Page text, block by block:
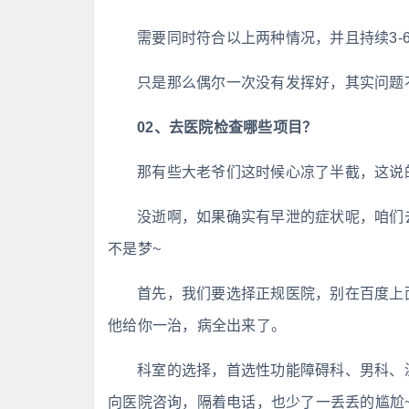
需要同时符合以上两种情况，并且持续3-
只是那么偶尔一次没有发挥好，其实问
02、去医院检查哪些项目？
那有些大老爷们这时候心凉了半截，这
没逝啊，如果确实有早泄的症状呢，咱
不是梦~
首先，我们要选择正规医院，别在百度
他给你一治，病全出来了。
科室的选择，首选性功能障碍科、男科
向医院咨询，隔着电话，也少了一丢丢的尴尬